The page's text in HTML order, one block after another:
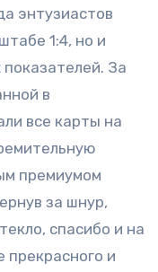
энтузиастов
1:4, но и
За
в
все карты на
премиумом
за шнур,
спасибо и на
прекрасного и